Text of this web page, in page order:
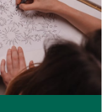
une tenue plus